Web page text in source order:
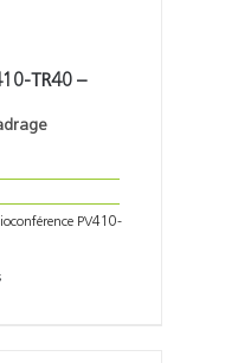
TR40 –
PV410-